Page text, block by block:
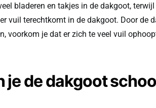
bladeren en takjes in de dakgoot,
vuil terechtkomt in de dakgoot. Door de
voorkom je dat er zich te veel vuil
je de dakgoot